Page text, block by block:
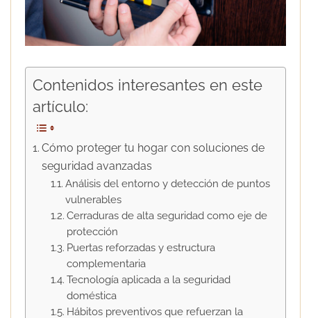
Contenidos interesantes en este
artículo:
Cómo proteger tu hogar con soluciones de
seguridad avanzadas
Análisis del entorno y detección de puntos
vulnerables
Cerraduras de alta seguridad como eje de
protección
Puertas reforzadas y estructura
complementaria
Tecnología aplicada a la seguridad
doméstica
Hábitos preventivos que refuerzan la